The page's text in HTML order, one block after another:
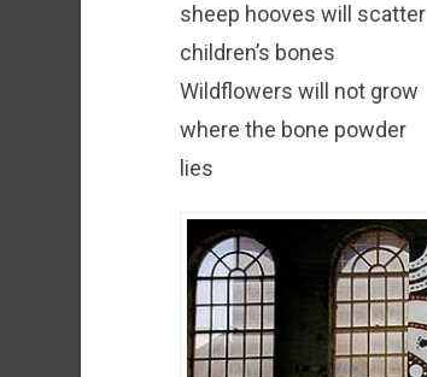
sheep hooves will scatter
children’s bones
Wildflowers will not grow
where the bone powder
lies